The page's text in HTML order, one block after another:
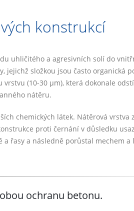
konstrukcí
uhličitého a agresivních solí do
složkou jsou často organická
(10-30 µm), která dokonale
nátěru.
chemických látek. Nátěrová vrstva
proti černání v důsledku
řasy a následně porůstal mechem
ochranu betonu.